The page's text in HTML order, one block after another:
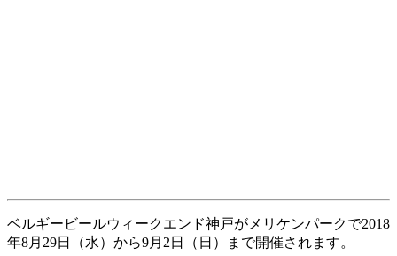
ベルギービールウィークエンド神戸がメリケンパークで2018
年8月29日（水）から9月2日（日）まで開催されます。